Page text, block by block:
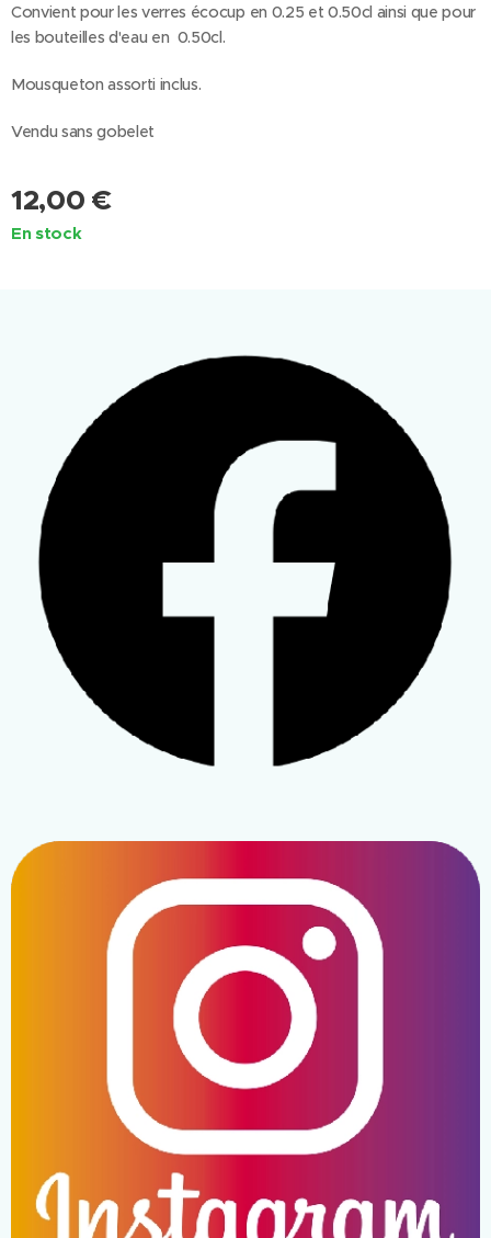
Convient pour les verres écocup en 0.25 et 0.50cl ainsi que pour
les bouteilles d'eau en 0.50cl.
Mousqueton assorti inclus.
Vendu sans gobelet
12,00 €
En stock